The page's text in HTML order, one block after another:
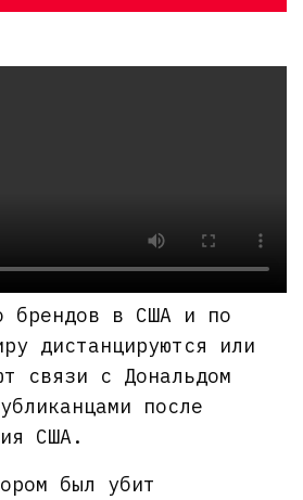
брендов в США и по
дистанцируются или
связи с Дональдом
после
США.
был убит